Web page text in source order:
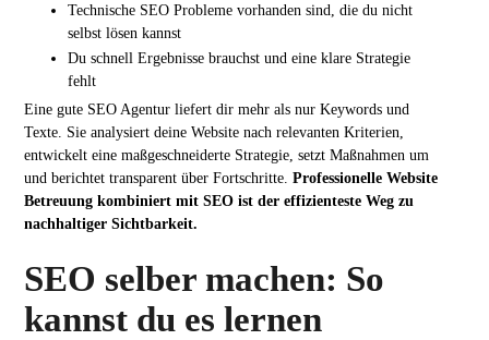
Technische SEO Probleme vorhanden sind, die du nicht
selbst lösen kannst
Du schnell Ergebnisse brauchst und eine klare Strategie
fehlt
Eine gute SEO Agentur liefert dir mehr als nur Keywords und
Texte. Sie analysiert deine Website nach relevanten Kriterien,
entwickelt eine maßgeschneiderte Strategie, setzt Maßnahmen um
und berichtet transparent über Fortschritte.Professionelle Website
Betreuung kombiniert mit SEO ist der effizienteste Weg zu
nachhaltiger Sichtbarkeit.
SEO selber machen: So
kannst du es lernen